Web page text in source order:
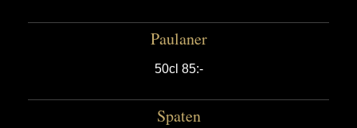
Paulaner
50cl 85:-
Spaten